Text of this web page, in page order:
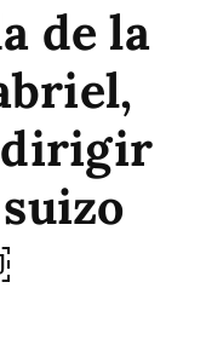
de la
dirigir